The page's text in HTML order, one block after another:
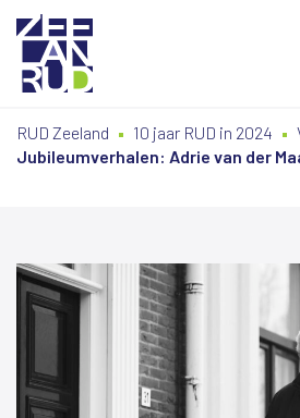
naar
naarRUD Zeeland 10 jaar RUD in 2024
Jubileumverhalen: Adrie van der